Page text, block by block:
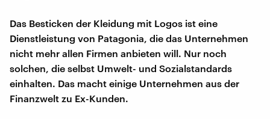
Das Besticken der Kleidung mit Logos ist eine
Dienstleistung von Patagonia, die das Unternehmen
nicht mehr allen Firmen anbieten will. Nur noch
solchen, die selbst Umwelt- und Sozialstandards
einhalten. Das macht einige Unternehmen aus der
Finanzwelt zu Ex-Kunden.